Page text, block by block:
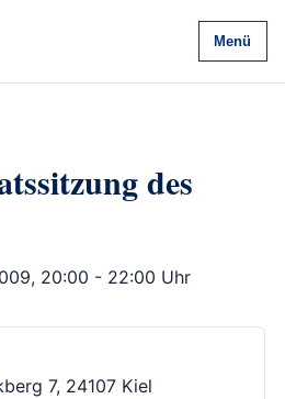
Menü
des
20:00 - 22:00 Uhr
7, 24107 Kiel